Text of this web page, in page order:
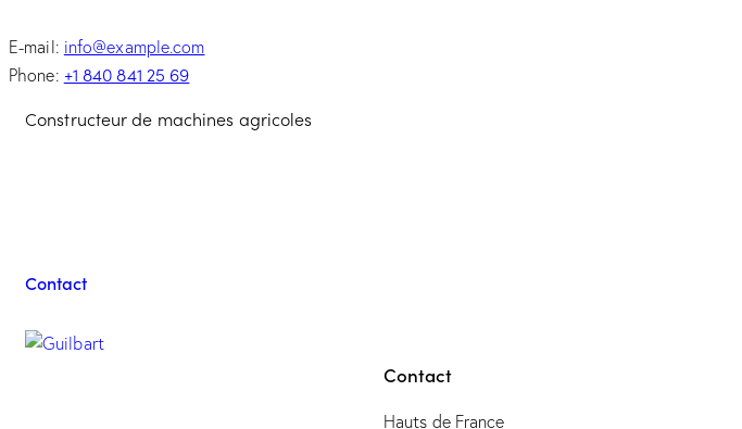
E-mail: info@example.com
Phone: +1 840 841 25 69
Constructeur de machines agricoles
Contact
Contact
Hauts de France